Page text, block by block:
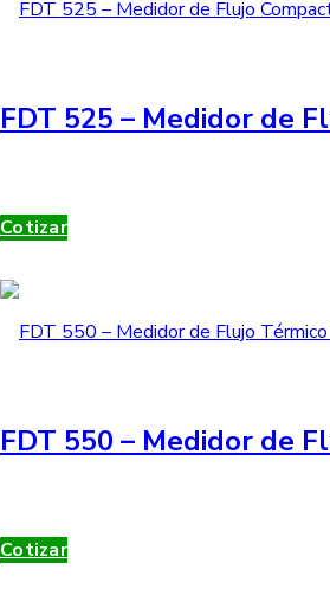
FDT 525 – Medidor de
Cotizar
FDT 550 – Medidor de
Cotizar